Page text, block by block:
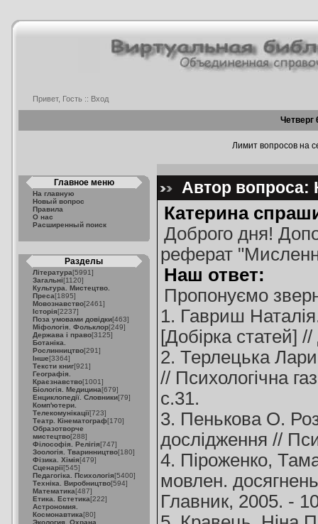
Привет, Гость :: Вход
Четверг
Лимит вопросов на
Главное меню
На главную
Новый вопрос
Правила
О нас
Расширенный поиск
Разделы
Література[5991]
Загальні[1120]
Культура. Мистецтво.
Преса[1895]
Мовознавство[2461]
Історія[2237]
Поза умовами довідки[463]
Міфологія. Фольклор[249]
Держава і право[3125]
Ботаніка.
Рослинництво[291]
Інше[3364]
Тексти книг[921]
Географія.
Краєзнавство[1001]
Біологія. Медицина[679]
Енциклопедії. Словники[79]
Комп'ютери.
Телекомунікації[723]
Театр. Кінематограф[170]
Образотворче
мистецтво[288]
Філософія. Релігія[747]
Зоологія. Тваринництво[180]
Фізика. Хімія[479]
Сценарії[545]
Педагогіка. Психологія[5400]
Техніка. Виробництво[594]
Математика[487]
Етика. Естетика[222]
Астрономия.
Космонавтика[80]
Экология. Охрана
Автор вопроса:
Катерина
Доброго дня!
реферат
Наш ответ:
Пропонуємо
1. Гавриш
[Добірка статей]
2. Терлецька
// Психологічна
с.31.
3. Пенькова О.
дослідження //
4. Піроженко,
мовлен.
Главник, 2005. -